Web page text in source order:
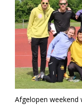
Afgelopen weekend